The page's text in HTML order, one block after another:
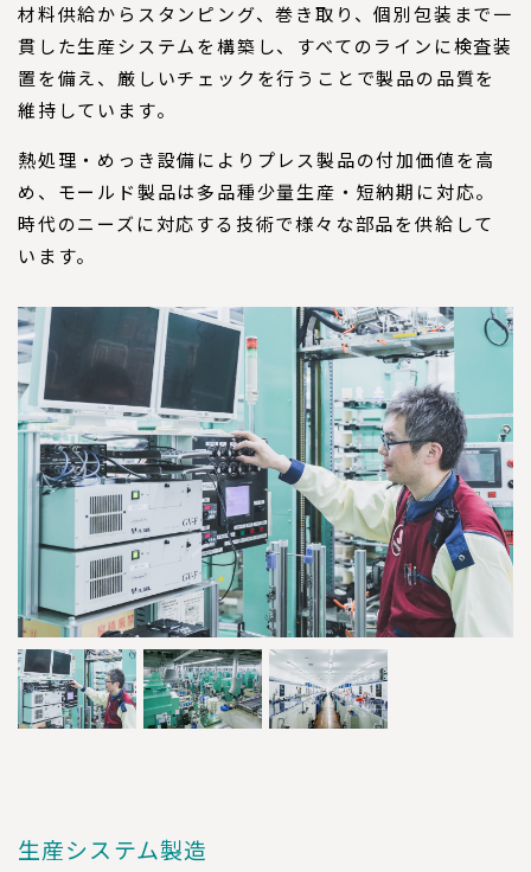
材料供給からスタンピング、巻き取り、個別包装まで一
貫した生産システムを構築し、すべてのラインに検査装
置を備え、厳しいチェックを行うことで製品の品質を
維持しています。
熱処理・めっき設備によりプレス製品の付加価値を高
め、モールド製品は多品種少量生産・短納期に対応。
時代のニーズに対応する技術で様々な部品を供給して
います。
生産システム製造